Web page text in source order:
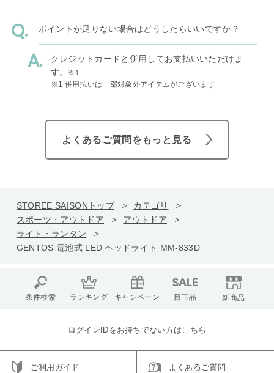
ポイントが足りない場合はどうしたらいいですか？
クレジットカードと併用してお支払いいただけま
す。
※1
※1 併用払いは一部対象外アイテムがございます
よくあるご質問をもっと見る
STOREE SAISONトップ
カテゴリ
スポーツ・アウトドア
アウトドア
ライト・ランタン
GENTOS 電池式 LED ヘッドライト MM-833D
条件検索 ランキング キャンペーン 目玉品 新商品
ログインIDをお持ちでない方はこちら
ご利用ガイド よくあるご質問